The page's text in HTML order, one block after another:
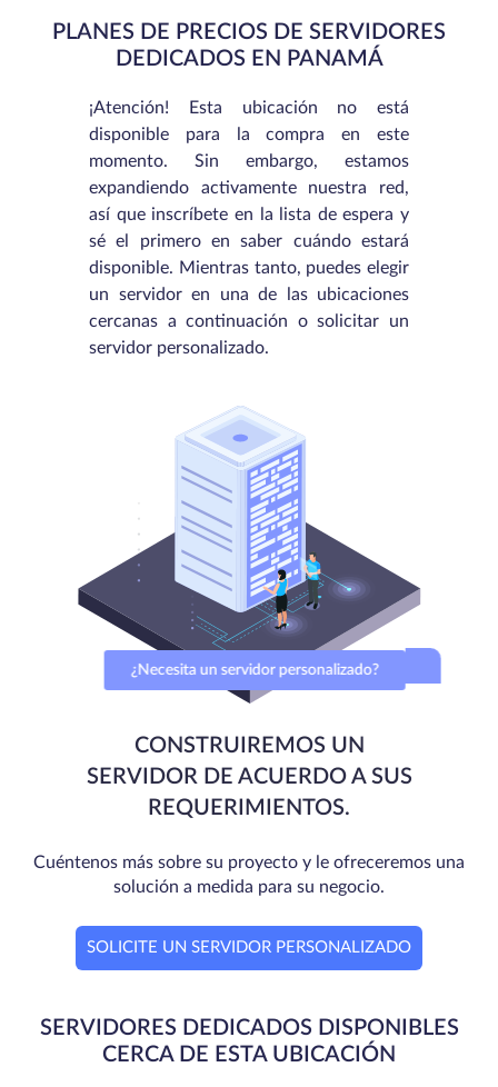
PLANES DE PRECIOS DE SERVIDORES
DEDICADOS EN PANAMÁ
¡Atención! Esta ubicación no está
disponible para la compra en este
momento. Sin embargo, estamos
expandiendo activamente nuestra red,
así que inscríbete en la lista de espera y
sé el primero en saber cuándo estará
disponible. Mientras tanto, puedes elegir
un servidor en una de las ubicaciones
cercanas a continuación o solicitar un
servidor personalizado.
¿Necesita un servidor personalizado?
CONSTRUIREMOS UN
SERVIDOR DE ACUERDO A SUS
REQUERIMIENTOS.
Cuéntenos más sobre su proyecto y le ofreceremos una
solución a medida para su negocio.
SOLICITE UN SERVIDOR PERSONALIZADO
SERVIDORES DEDICADOS DISPONIBLES
CERCA DE ESTA UBICACIÓN